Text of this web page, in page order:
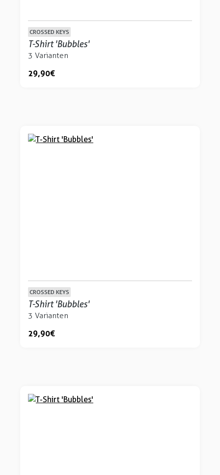
CROSSED KEYS
T-Shirt 'Bubbles'
3 Varianten
29,90 €
CROSSED KEYS
T-Shirt 'Bubbles'
3 Varianten
29,90 €